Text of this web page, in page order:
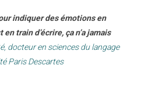
indiquer des émotions en
train d’écrire, ça n’a jamais
docteur en sciences du langage
Paris Descartes